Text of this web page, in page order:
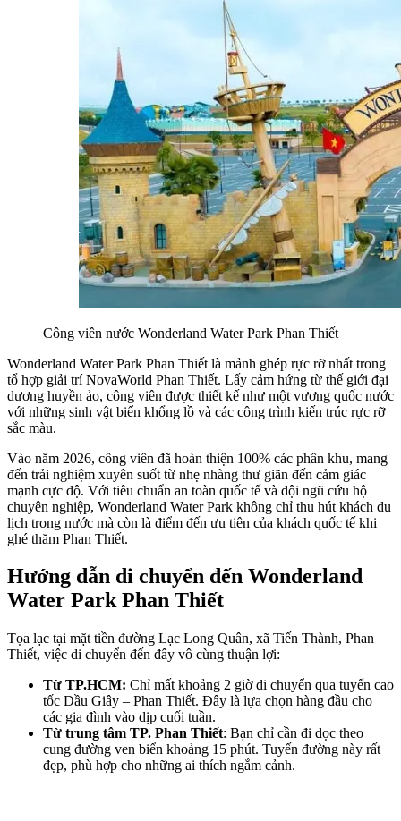
Công viên nước Wonderland Water Park Phan Thiết
Wonderland Water Park Phan Thiết là mảnh ghép rực rỡ nhất trong
tổ hợp giải trí NovaWorld Phan Thiết. Lấy cảm hứng từ thế giới đại
dương huyền ảo, công viên được thiết kế như một vương quốc nước
với những sinh vật biển khổng lồ và các công trình kiến trúc rực rỡ
sắc màu.
Vào năm 2026, công viên đã hoàn thiện 100% các phân khu, mang
đến trải nghiệm xuyên suốt từ nhẹ nhàng thư giãn đến cảm giác
mạnh cực độ. Với tiêu chuẩn an toàn quốc tế và đội ngũ cứu hộ
chuyên nghiệp, Wonderland Water Park không chỉ thu hút khách du
lịch trong nước mà còn là điểm đến ưu tiên của khách quốc tế khi
ghé thăm Phan Thiết.
Hướng dẫn di chuyển đến Wonderland
Water Park Phan Thiết
Tọa lạc tại mặt tiền đường Lạc Long Quân, xã Tiến Thành, Phan
Thiết, việc di chuyển đến đây vô cùng thuận lợi:
Từ TP.HCM: Chỉ mất khoảng 2 giờ di chuyển qua tuyến cao
tốc Dầu Giây – Phan Thiết. Đây là lựa chọn hàng đầu cho
các gia đình vào dịp cuối tuần.
Từ trung tâm TP. Phan Thiết: Bạn chỉ cần đi dọc theo
cung đường ven biển khoảng 15 phút. Tuyến đường này rất
đẹp, phù hợp cho những ai thích ngắm cảnh.